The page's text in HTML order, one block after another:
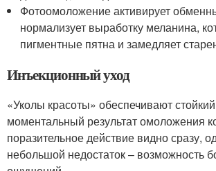
Фотоомоложение активирует
нормализует выработку меланина,
пигментные пятна и замедляет
Инъекционный уход
«Уколы красоты» обеспечивают
моментальный результат омоложения
поразительное действие видно сразу,
небольшой недостаток – возможность